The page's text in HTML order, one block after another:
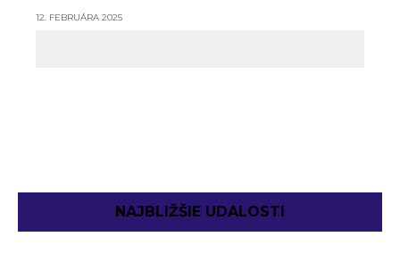
12. FEBRUÁRA 2025
NAJBLIŽŠIE UDALOSTI